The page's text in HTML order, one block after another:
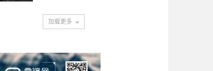
加载更多